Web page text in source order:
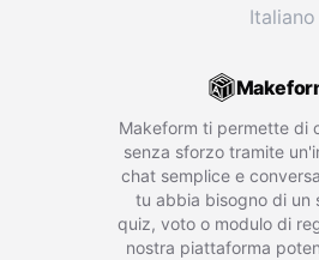
Makeform ti permette di
senza sforzo tramite
chat semplice e
tu abbia bisogno di un
quiz, voto o modulo di
nostra piattaforma